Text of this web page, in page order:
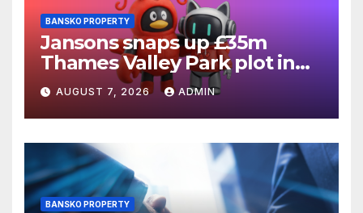
BANSKO PROPERTY
Jansons snaps up £35m
Thames Valley Park plot in
Reading
AUGUST 7, 2026 ADMIN
BANSKO PROPERTY